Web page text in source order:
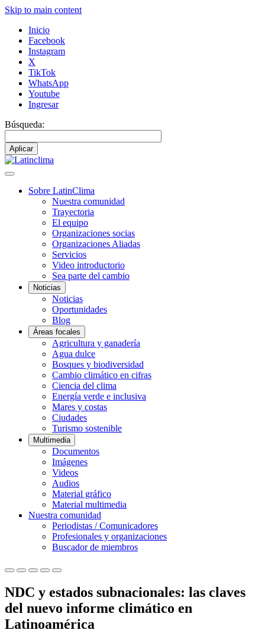
Skip to main content
Inicio
Facebook
Instagram
X
TikTok
WhatsApp
Youtube
Ingresar
Búsqueda:
Sobre LatinClima
Nuestra comunidad
Trayectoria
El equipo
Organizaciones socias
Organizaciones Aliadas
Servicios
Video introductorio
Sea parte del cambio
Noticias
Noticias
Oportunidades
Blog
Áreas focales
Agricultura y ganadería
Agua dulce
Bosques y biodiversidad
Cambio climático en cifras
Ciencia del clima
Energía verde e inclusiva
Mares y costas
Ciudades
Turismo sostenible
Multimedia
Documentos
Imágenes
Videos
Audios
Material gráfico
Material multimedia
Nuestra comunidad
Periodistas / Comunicadores
Profesionales y organizaciones
Buscador de miembros
NDC y estados subnacionales: las claves
del nuevo informe climático en
Latinoamérica